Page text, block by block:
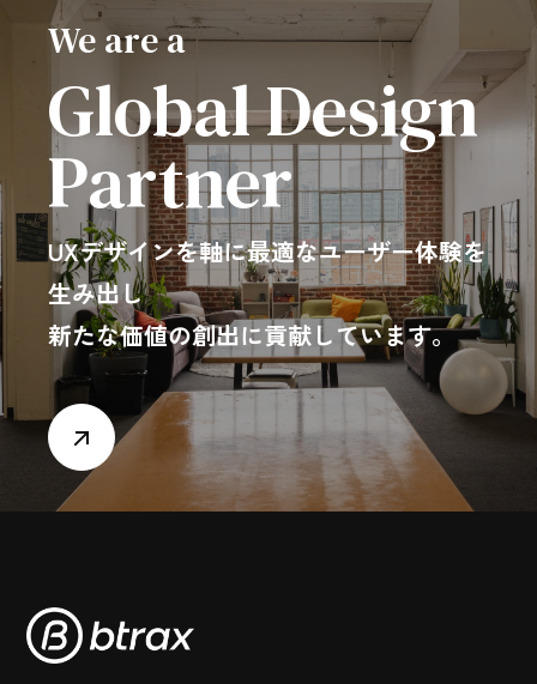
We are a
Global Design
Partner
UXデザインを軸に最適なユーザー体験を
生み出し
新たな価値の創出に貢献しています。